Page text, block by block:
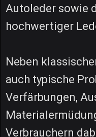
Autoleder sowie
hochwertiger
Neben
auch typische
Verfärbungen,
Verbrauchern